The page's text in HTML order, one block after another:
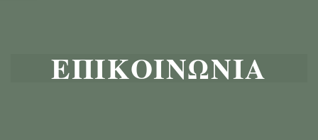
ΕΠΙΚΟΙΝΩΝΙΑ